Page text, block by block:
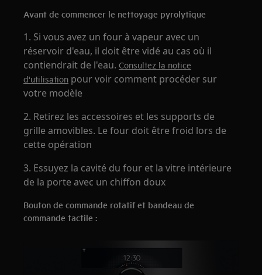
Avant de commencer le nettoyage pyrolytique
1. Si vous avez un four à vapeur avec un
réservoir d'eau, il doit être vidé au cas où il
contiendrait de l'eau.Consultez la notice
d'utilisation pour voir comment procéder sur
votre modèle
2. Retirez les accessoires et les supports de
grille amovibles. Le four doit être froid lors de
cette opération
3. Essuyez la cavité du four et la vitre intérieure
de la porte avec un chiffon doux
Bouton de commande rotatif et bandeau de
commande tactile :